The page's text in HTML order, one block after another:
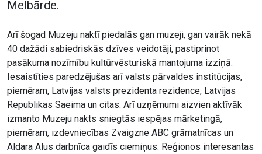
Melbārde.
Arī šogad Muzeju naktī piedalās gan muzeji, gan vairāk nekā
40 dažādi sabiedriskās dzīves veidotāji, pastiprinot
pasākuma nozīmību kultūrvēsturiskā mantojuma izziņā.
Iesaistīties paredzējušas arī valsts pārvaldes institūcijas,
piemēram, Latvijas valsts prezidenta rezidence, Latvijas
Republikas Saeima un citas. Arī uzņēmumi aizvien aktīvāk
izmanto Muzeju nakts sniegtās iespējas mārketingā,
piemēram, izdevniecības Zvaigzne ABC grāmatnīcas un
Aldara Alus darbnīca gaidīs ciemiņus. Reģionos interesantas